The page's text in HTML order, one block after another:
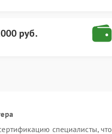
руб.
специалисты, что